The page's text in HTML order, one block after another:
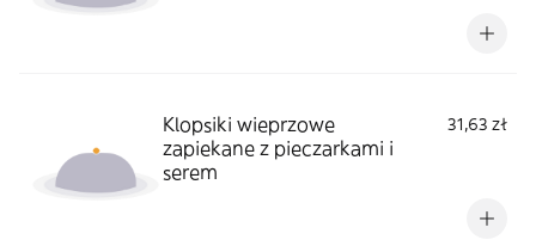
Klopsiki wieprzowe
zapiekane z pieczarkami i
serem
31,63 zł